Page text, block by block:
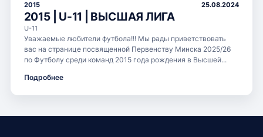
2015 25.08.2024
2015 | U-11 | ВЫСШАЯ ЛИГА
U-11
Уважаемые любители футбола!!! Мы рады приветствовать
вас на странице посвященной Первенству Минска 2025/26
по Футболу среди команд 2015 года рождения в Высшей...
Подробнее